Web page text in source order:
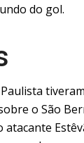
do gol.
o São